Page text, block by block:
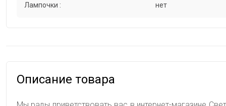
Лампочки : нет
Описание товара